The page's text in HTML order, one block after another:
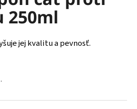
250ml
jej kvalitu a pevnosť.